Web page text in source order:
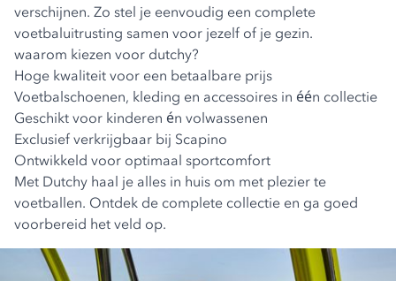
verschijnen. Zo stel je eenvoudig een complete
voetbaluitrusting samen voor jezelf of je gezin.
waarom kiezen voor dutchy?
Hoge kwaliteit voor een betaalbare prijs
Voetbalschoenen, kleding en accessoires in één collectie
Geschikt voor kinderen én volwassenen
Exclusief verkrijgbaar bij Scapino
Ontwikkeld voor optimaal sportcomfort
Met Dutchy haal je alles in huis om met plezier te
voetballen. Ontdek de complete collectie en ga goed
voorbereid het veld op.